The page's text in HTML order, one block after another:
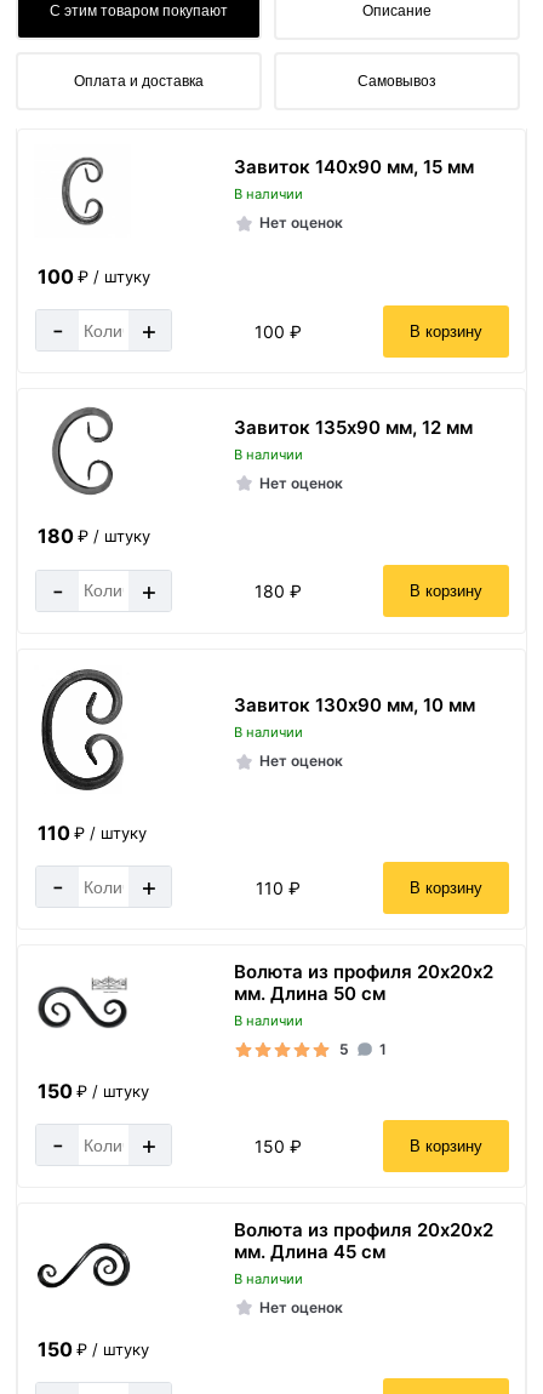
С этим товаром покупают Описание
Оплата и доставка Самовывоз
Завиток 140х90 мм, 15 мм
В наличии
Нет оценок
100₽ / штуку
- + 100 ₽ В корзину
Завиток 135х90 мм, 12 мм
В наличии
Нет оценок
180₽ / штуку
- + 180 ₽ В корзину
Завиток 130х90 мм, 10 мм
В наличии
Нет оценок
110₽ / штуку
- + 110 ₽ В корзину
Волюта из профиля 20х20х2
мм. Длина 50 см
В наличии
5 1
150₽ / штуку
- + 150 ₽ В корзину
Волюта из профиля 20х20х2
мм. Длина 45 см
В наличии
Нет оценок
150₽ / штуку